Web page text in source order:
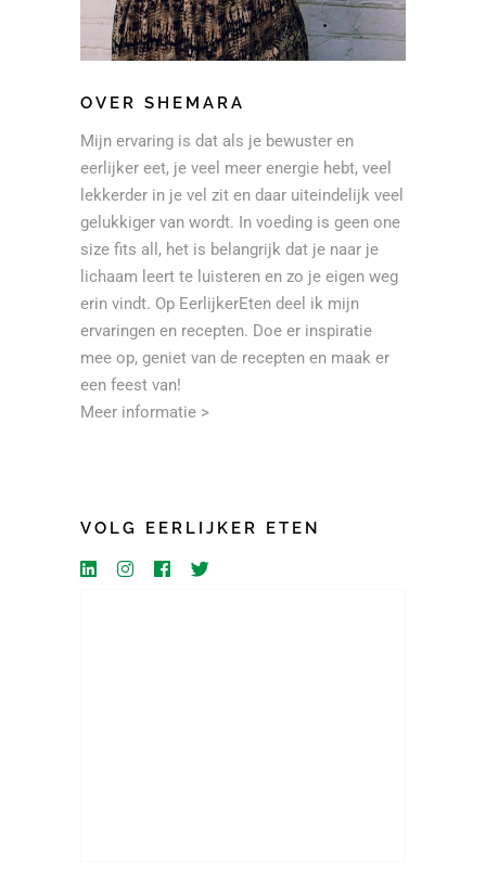
OVER SHEMARA
Mijn ervaring is dat als je bewuster en
eerlijker eet, je veel meer energie hebt, veel
lekkerder in je vel zit en daar uiteindelijk veel
gelukkiger van wordt. In voeding is geen one
size fits all, het is belangrijk dat je naar je
lichaam leert te luisteren en zo je eigen weg
erin vindt. Op EerlijkerEten deel ik mijn
ervaringen en recepten. Doe er inspiratie
mee op, geniet van de recepten en maak er
een feest van!
Meer informatie >
VOLG EERLIJKER ETEN